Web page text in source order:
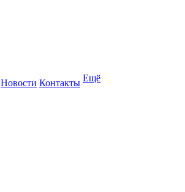
Новости Контакты Ещё